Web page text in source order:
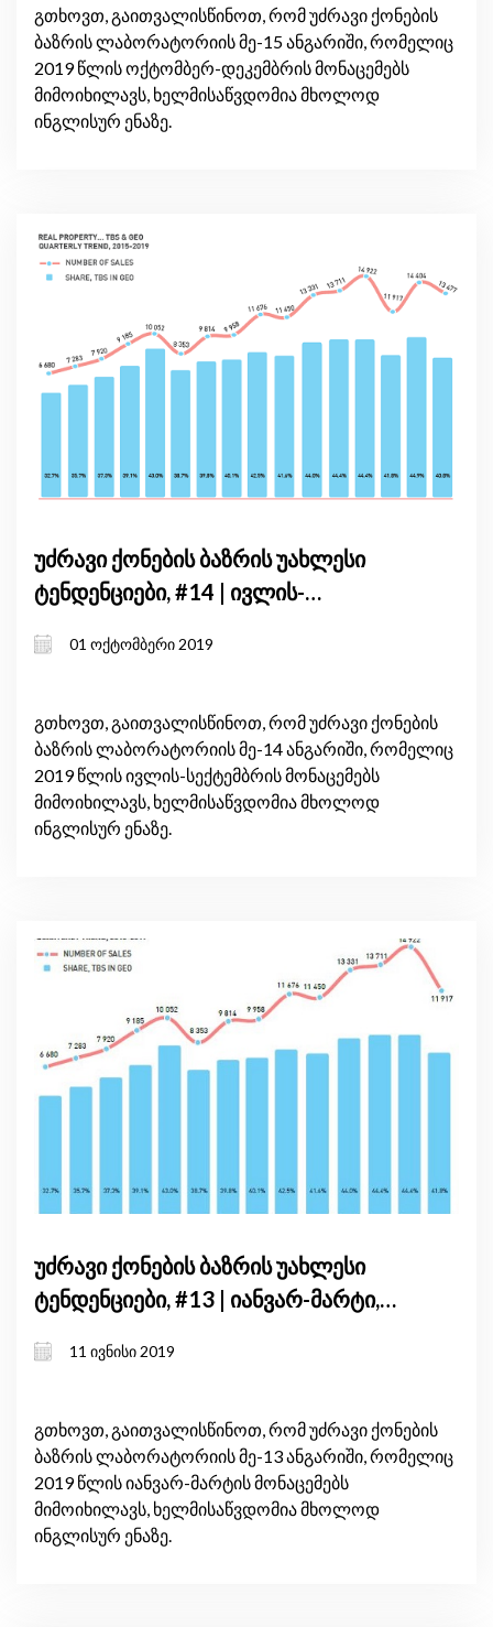
გთხოვთ, გაითვალისწინოთ, რომ უძრავი ქონების
ბაზრის ლაბორატორიის მე-15 ანგარიში, რომელიც
2019 წლის ოქტომბერ-დეკემბრის მონაცემებს
მიმოიხილავს, ხელმისაწვდომია მხოლოდ
ინგლისურ ენაზე.
უძრავი ქონების ბაზრის უახლესი
ტენდენციები, #14 | ივლის-
01 ოქტომბერი 2019
გთხოვთ, გაითვალისწინოთ, რომ უძრავი ქონების
ბაზრის ლაბორატორიის მე-14 ანგარიში, რომელიც
2019 წლის ივლის-სექტემბრის მონაცემებს
მიმოიხილავს, ხელმისაწვდომია მხოლოდ
ინგლისურ ენაზე.
უძრავი ქონების ბაზრის უახლესი
ტენდენციები, #13 | იანვარ-მარტი,
11 ივნისი 2019
გთხოვთ, გაითვალისწინოთ, რომ უძრავი ქონების
ბაზრის ლაბორატორიის მე-13 ანგარიში, რომელიც
2019 წლის იანვარ-მარტის მონაცემებს
მიმოიხილავს, ხელმისაწვდომია მხოლოდ
ინგლისურ ენაზე.